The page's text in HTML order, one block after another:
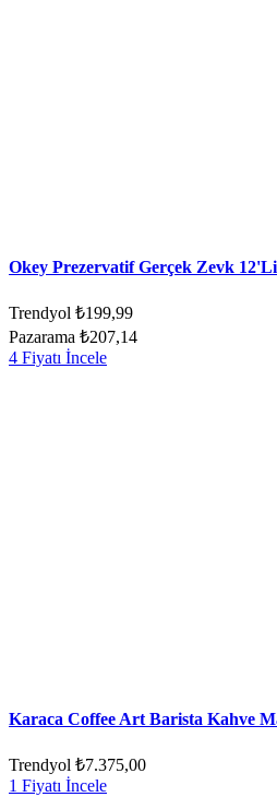
Okey Prezervatif Gerçek Zevk 12'Li
Trendyol ₺199,99
Pazarama ₺207,14
4 Fiyatı İncele
Karaca Coffee Art Barista Kahve
Trendyol ₺7.375,00
1 Fiyatı İncele